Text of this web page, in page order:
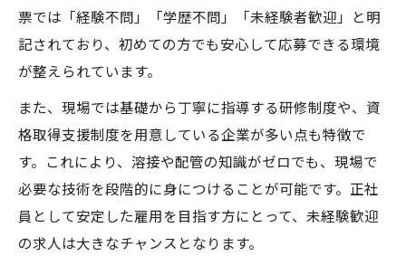
票では「経験不問」「学歴不問」「未経験者歓迎」と明
記されており、初めての方でも安心して応募できる環境
が整えられています。
また、現場では基礎から丁寧に指導する研修制度や、資
格取得支援制度を用意している企業が多い点も特徴で
す。これにより、溶接や配管の知識がゼロでも、現場で
必要な技術を段階的に身につけることが可能です。正社
員として安定した雇用を目指す方にとって、未経験歓迎
の求人は大きなチャンスとなります。